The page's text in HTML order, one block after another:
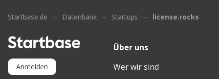
Startbase.de Datenbank Startups license.rocks
Anmelden
Über uns
Wer wir sind